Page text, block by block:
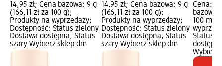
14,95 zł; Cena bazowa: 9 g
(166,11 zł za 100 g);
Produkty na wyprzedaży;
Dostępność: Status zielony
Dostawa dostępna, Status
szary Wybierz sklep dm
14,95 zł; Cena bazowa: 9 g
(166,11 zł za 100 g);
Produkty na wyprzedaży;
Dostępność: Status zielony
Dostawa dostępna, Status
szary Wybierz sklep dm
Cena:
bazowa:
100 ml);
Status
Wybierz